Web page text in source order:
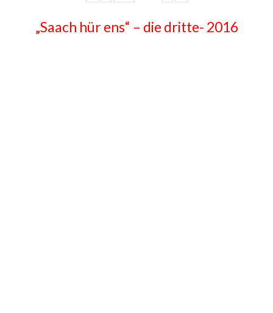
„Saach hür ens“ – die dritte- 2016